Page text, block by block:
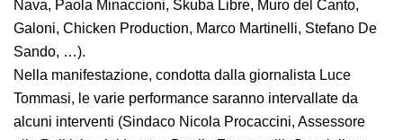
nell’Arena del Molo di Terracina, vari artisti (Teresa De
Sio, Mariella Nava, Paola Minaccioni, Skuba Libre, Muro
del Canto, Galoni, Chicken Production, Marco
Martinelli, Stefano De Sando, …).
Nella manifestazione, condotta dalla giornalista Luce
Tommasi, le varie performance saranno intervallate da